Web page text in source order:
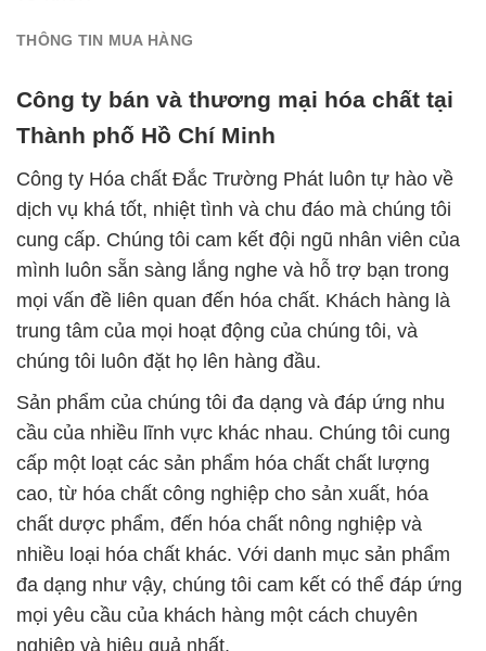
THÔNG TIN MUA HÀNG
Công ty bán và thương mại hóa chất tại
Thành phố Hồ Chí Minh
Công ty Hóa chất Đắc Trường Phát luôn tự hào về
dịch vụ khá tốt, nhiệt tình và chu đáo mà chúng tôi
cung cấp. Chúng tôi cam kết đội ngũ nhân viên của
mình luôn sẵn sàng lắng nghe và hỗ trợ bạn trong
mọi vấn đề liên quan đến hóa chất. Khách hàng là
trung tâm của mọi hoạt động của chúng tôi, và
chúng tôi luôn đặt họ lên hàng đầu.
Sản phẩm của chúng tôi đa dạng và đáp ứng nhu
cầu của nhiều lĩnh vực khác nhau. Chúng tôi cung
cấp một loạt các sản phẩm hóa chất chất lượng
cao, từ hóa chất công nghiệp cho sản xuất, hóa
chất dược phẩm, đến hóa chất nông nghiệp và
nhiều loại hóa chất khác. Với danh mục sản phẩm
đa dạng như vậy, chúng tôi cam kết có thể đáp ứng
mọi yêu cầu của khách hàng một cách chuyên
nghiệp và hiệu quả nhất.